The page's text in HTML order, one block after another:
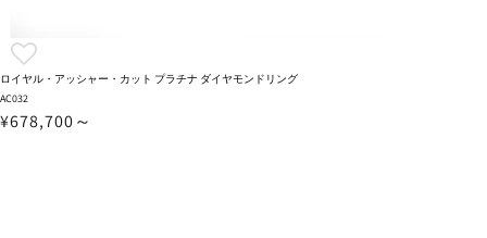
ロイヤル・アッシャー・カット プラチナ ダイヤモンドリング
AC032
¥678,700～